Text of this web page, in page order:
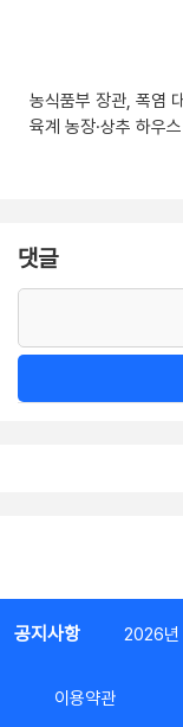
농식품부 장관, 폭염
육계 농장·상추 하우
댓글
공지사항 2026년
이용약관